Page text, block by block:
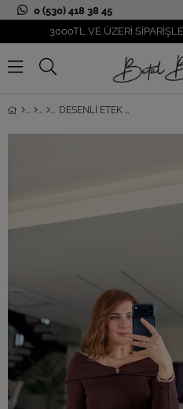
0 (530) 418 38 45
3000TL VE ÜZERİ SİPARİŞLERDE
DESENLI ETEK UCU DANTELLI KAT KAT ETEK